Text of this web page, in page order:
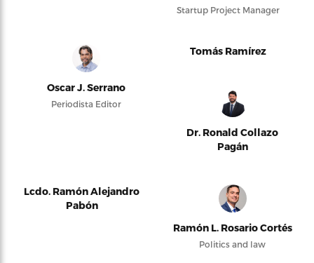
Startup Project Manager
Oscar J. Serrano
Periodista Editor
Tomás Ramírez
Dr. Ronald Collazo
Pagán
Lcdo. Ramón Alejandro
Pabón
Ramón L. Rosario Cortés
Politics and law